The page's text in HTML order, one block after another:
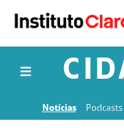
Notícias Podcasts